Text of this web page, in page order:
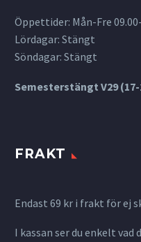
Öppettider: Mån-Fre
Lördagar: Stängt
Söndagar: Stängt
Semesterstängt V29 (17-
FRAKT
Endast 69 kr i frakt för ej
I kassan ser du enkelt